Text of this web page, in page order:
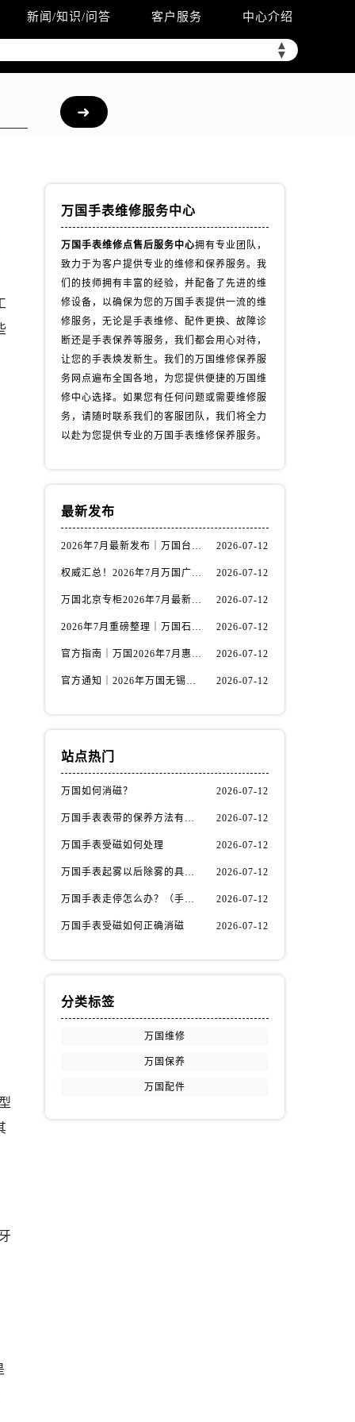
新闻/知识/问答 客户服务 中心介绍
▲
▼
万国手表维修服务中心
万国手表维修点售后服务中心拥有专业团队，
致力于为客户提供专业的维修和保养服务。我
们的技师拥有丰富的经验，并配备了先进的维
修设备，以确保为您的万国手表提供一流的维
修服务，无论是手表维修、配件更换、故障诊
断还是手表保养等服务，我们都会用心对待，
让您的手表焕发新生。我们的万国维修保养服
务网点遍布全国各地，为您提供便捷的万国维
修中心选择。如果您有任何问题或需要维修服
务，请随时联系我们的客服团队，我们将全力
以赴为您提供专业的万国手表维修保养服务。
最新发布
2026年7月最新发布｜万国台州官方专柜客户服务热线与专柜信息攻略 2026-07-12
权威汇总！2026年7月万国广州官方专柜客户服务电话及门店名录 2026-07-12
万国北京专柜2026年7月最新官方客服热线｜门店信息及服务攻略发布 2026-07-12
2026年7月重磅整理｜万国石家庄官方专柜服务电话&客户服务中心公告 2026-07-12
官方指南｜万国2026年7月惠州专柜客户服务热线与门店信息全攻略 2026-07-12
官方通知｜2026年万国无锡专柜客户服务热线全新升级（附7月最新专柜信息汇总） 2026-07-12
站点热门
万国如何消磁？ 2026-07-12
万国手表表带的保养方法有哪些？ 2026-07-12
万国手表受磁如何处理 2026-07-12
万国手表起雾以后除雾的具体方法（万国手表起雾解决办法） 2026-07-12
万国手表走停怎么办？（手表走停的处理方法） 2026-07-12
万国手表受磁如何正确消磁 2026-07-12
分类标签
万国维修
万国保养
万国配件